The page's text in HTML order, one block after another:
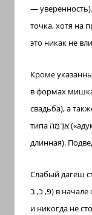
—
точка, хотя на
это никак не
Кроме
в формах
свадьба), а
типа אֲדֻמָּה
длинная).
Слабый дагеш
פ, כ, ב) в начале
и никогда не